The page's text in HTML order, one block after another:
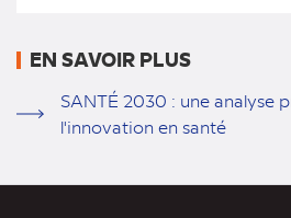
EN SAVOIR PLUS
SANTÉ 2030 : une analyse
l'innovation en santé